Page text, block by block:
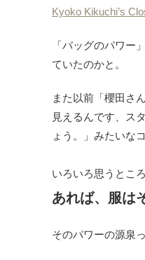
Kyoko Kikuchi’s
「バッグのパワー
ていたのかと。
また以前「櫻田さ
見えるんです、ス
ょう。」みたいな
いろいろ思うとこ
あれば、服は
そのパワーの源泉